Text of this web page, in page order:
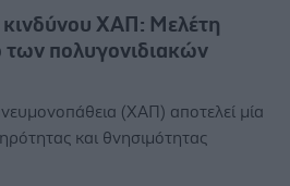
κινδύνου ΧΑΠ: Μελέτη
των πολυγονιδιακών
(ΧΑΠ) αποτελεί μία
και θνησιμότητας